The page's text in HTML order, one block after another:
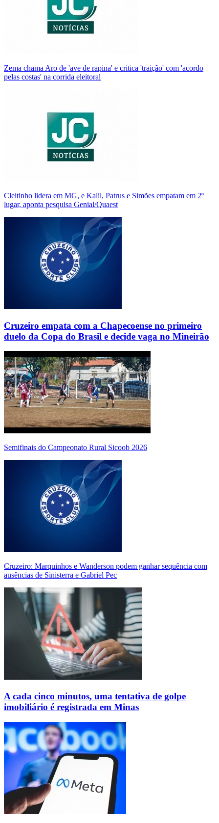
Zema chama Aro de 'ave de rapina' e critica 'traição' com 'acordo
pelas costas' na corrida eleitoral
Cleitinho lidera em MG, e Kalil, Patrus e Simões empatam em 2º
lugar, aponta pesquisa Genial/Quaest
Cruzeiro empata com a Chapecoense no primeiro
duelo da Copa do Brasil e decide vaga no Mineirão
Semifinais do Campeonato Rural Sicoob 2026
Cruzeiro: Marquinhos e Wanderson podem ganhar sequência com
ausências de Sinisterra e Gabriel Pec
A cada cinco minutos, uma tentativa de golpe
imobiliário é registrada em Minas